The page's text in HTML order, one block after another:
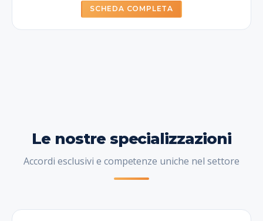
SCHEDA COMPLETA
Le nostre specializzazioni
Accordi esclusivi e competenze uniche nel settore